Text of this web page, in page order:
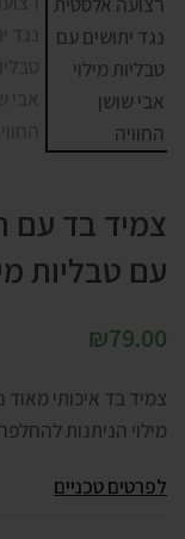
צמיד בד עם
עם טבליות
₪79.00
צמיד בד איכותי מאוד
מילוי הניתנות להחלפה כל
לפרטים טכניים